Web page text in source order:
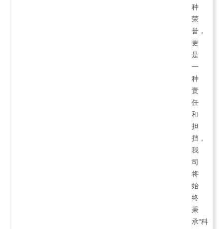
种
荣
誉，
更
是
一
种
责
任
和
担
挡，
我
司
将
始
终
秉
承“科